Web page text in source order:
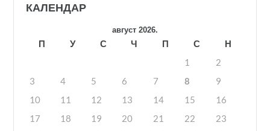
КАЛЕНДАР
август 2026.
П У С Ч П С
Н
1
2
3
4 5 6 7 8
9
10
11 12 13 14 15
16
17
18 19 20 21 22
23